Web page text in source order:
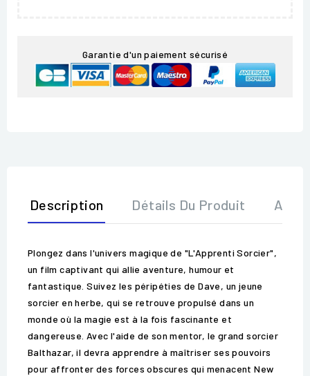
Garantie d'un paiement sécurisé
Description Détails Du Produit Avis
Plongez dans l'univers magique de "L'Apprenti Sorcier",
un film captivant qui allie aventure, humour et
fantastique. Suivez les péripéties de Dave, un jeune
sorcier en herbe, qui se retrouve propulsé dans un
monde où la magie est à la fois fascinante et
dangereuse. Avec l'aide de son mentor, le grand sorcier
Balthazar, il devra apprendre à maîtriser ses pouvoirs
pour affronter des forces obscures qui menacent New